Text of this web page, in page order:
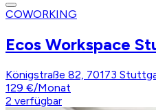
COWORKING
Ecos Workspace
Königstraße 82, 70173
129 €/Monat
2 verfügbar